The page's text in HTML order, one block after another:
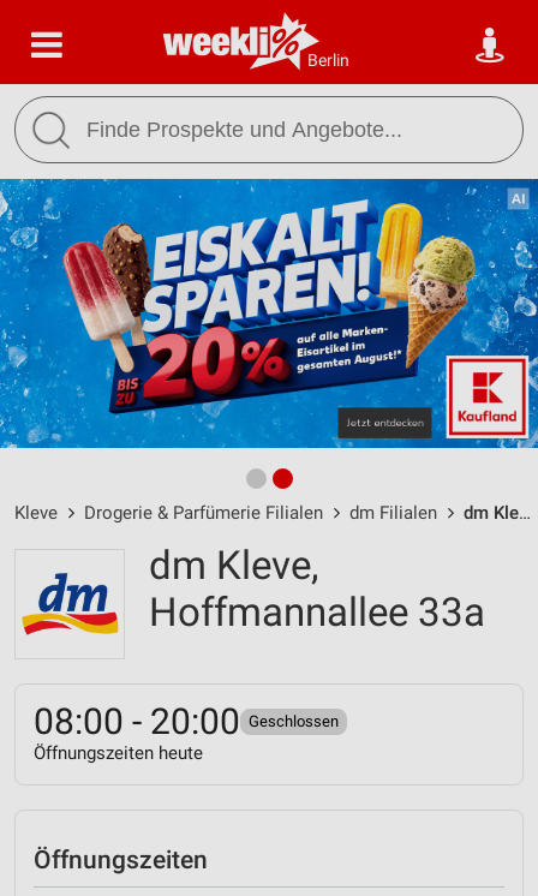
Berlin
Kleve Drogerie & Parfümerie Filialen dm Filialen dm Kleve / Hoffmannallee 33a - Öffnungszeiten & Adresse
dm Kleve,
Hoffmannallee 33a
08:00 - 20:00 Geschlossen
Öffnungszeiten heute
Öffnungszeiten